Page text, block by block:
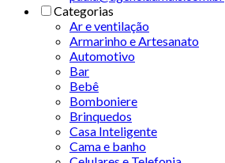
Categorias
Ar e ventilação
Armarinho e Artesanato
Automotivo
Bar
Bebê
Bomboniere
Brinquedos
Casa Inteligente
Cama e banho